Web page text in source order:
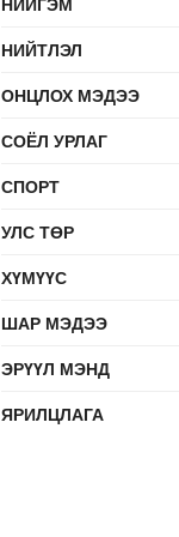
НИЙТЛЭЛ
ОНЦЛОХ МЭДЭЭ
СОЁЛ УРЛАГ
СПОРТ
УЛС ТӨР
ХҮМҮҮС
ШАР МЭДЭЭ
ЭРҮҮЛ МЭНД
ЯРИЛЦЛАГА